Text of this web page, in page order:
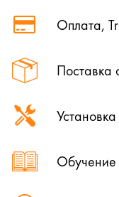
Поставка
Оплата,